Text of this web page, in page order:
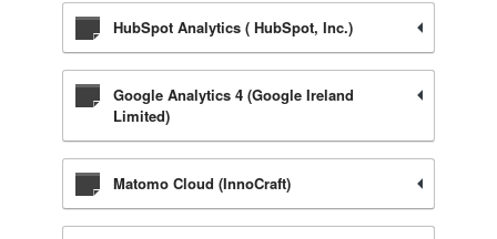
HubSpot Analytics ( HubSpot, Inc.)
Google Analytics 4 (Google Ireland
Limited)
Matomo Cloud (InnoCraft)